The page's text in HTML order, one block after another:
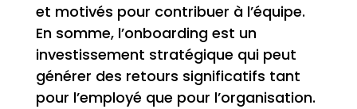
et motivés pour contribuer à l’équipe.
En somme, l’onboarding est un
investissement stratégique qui peut
générer des retours significatifs tant
pour l’employé que pour l’organisation.